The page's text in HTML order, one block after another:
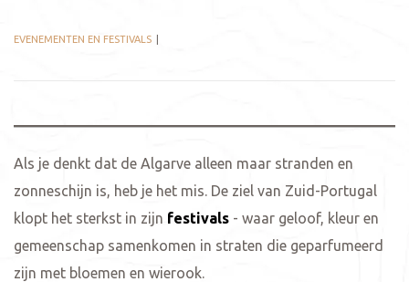
EVENEMENTEN EN FESTIVALS
Als je denkt dat de Algarve alleen maar stranden en
zonneschijn is, heb je het mis. De ziel van Zuid-Portugal
klopt het sterkst in zijn festivals - waar geloof, kleur en
gemeenschap samenkomen in straten die geparfumeerd
zijn met bloemen en wierook.